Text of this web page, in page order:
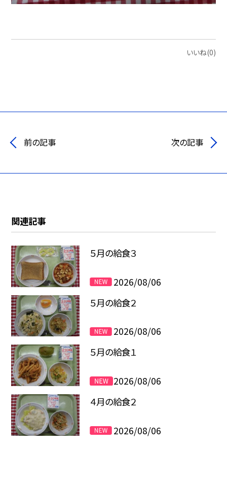
いいね(0)
前の記事 次の記事
関連記事
５月の給食３
2026/08/06
５月の給食２
2026/08/06
５月の給食１
2026/08/06
４月の給食２
2026/08/06